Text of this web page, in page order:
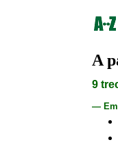
A
9
— Em